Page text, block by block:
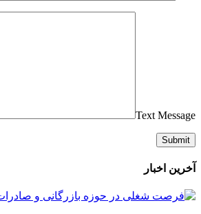
Text Message
آخرین اخبار